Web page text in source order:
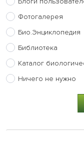
Фотогалерея
Био.Энциклопедия
Библиотека
Каталог
Ничего не нужно